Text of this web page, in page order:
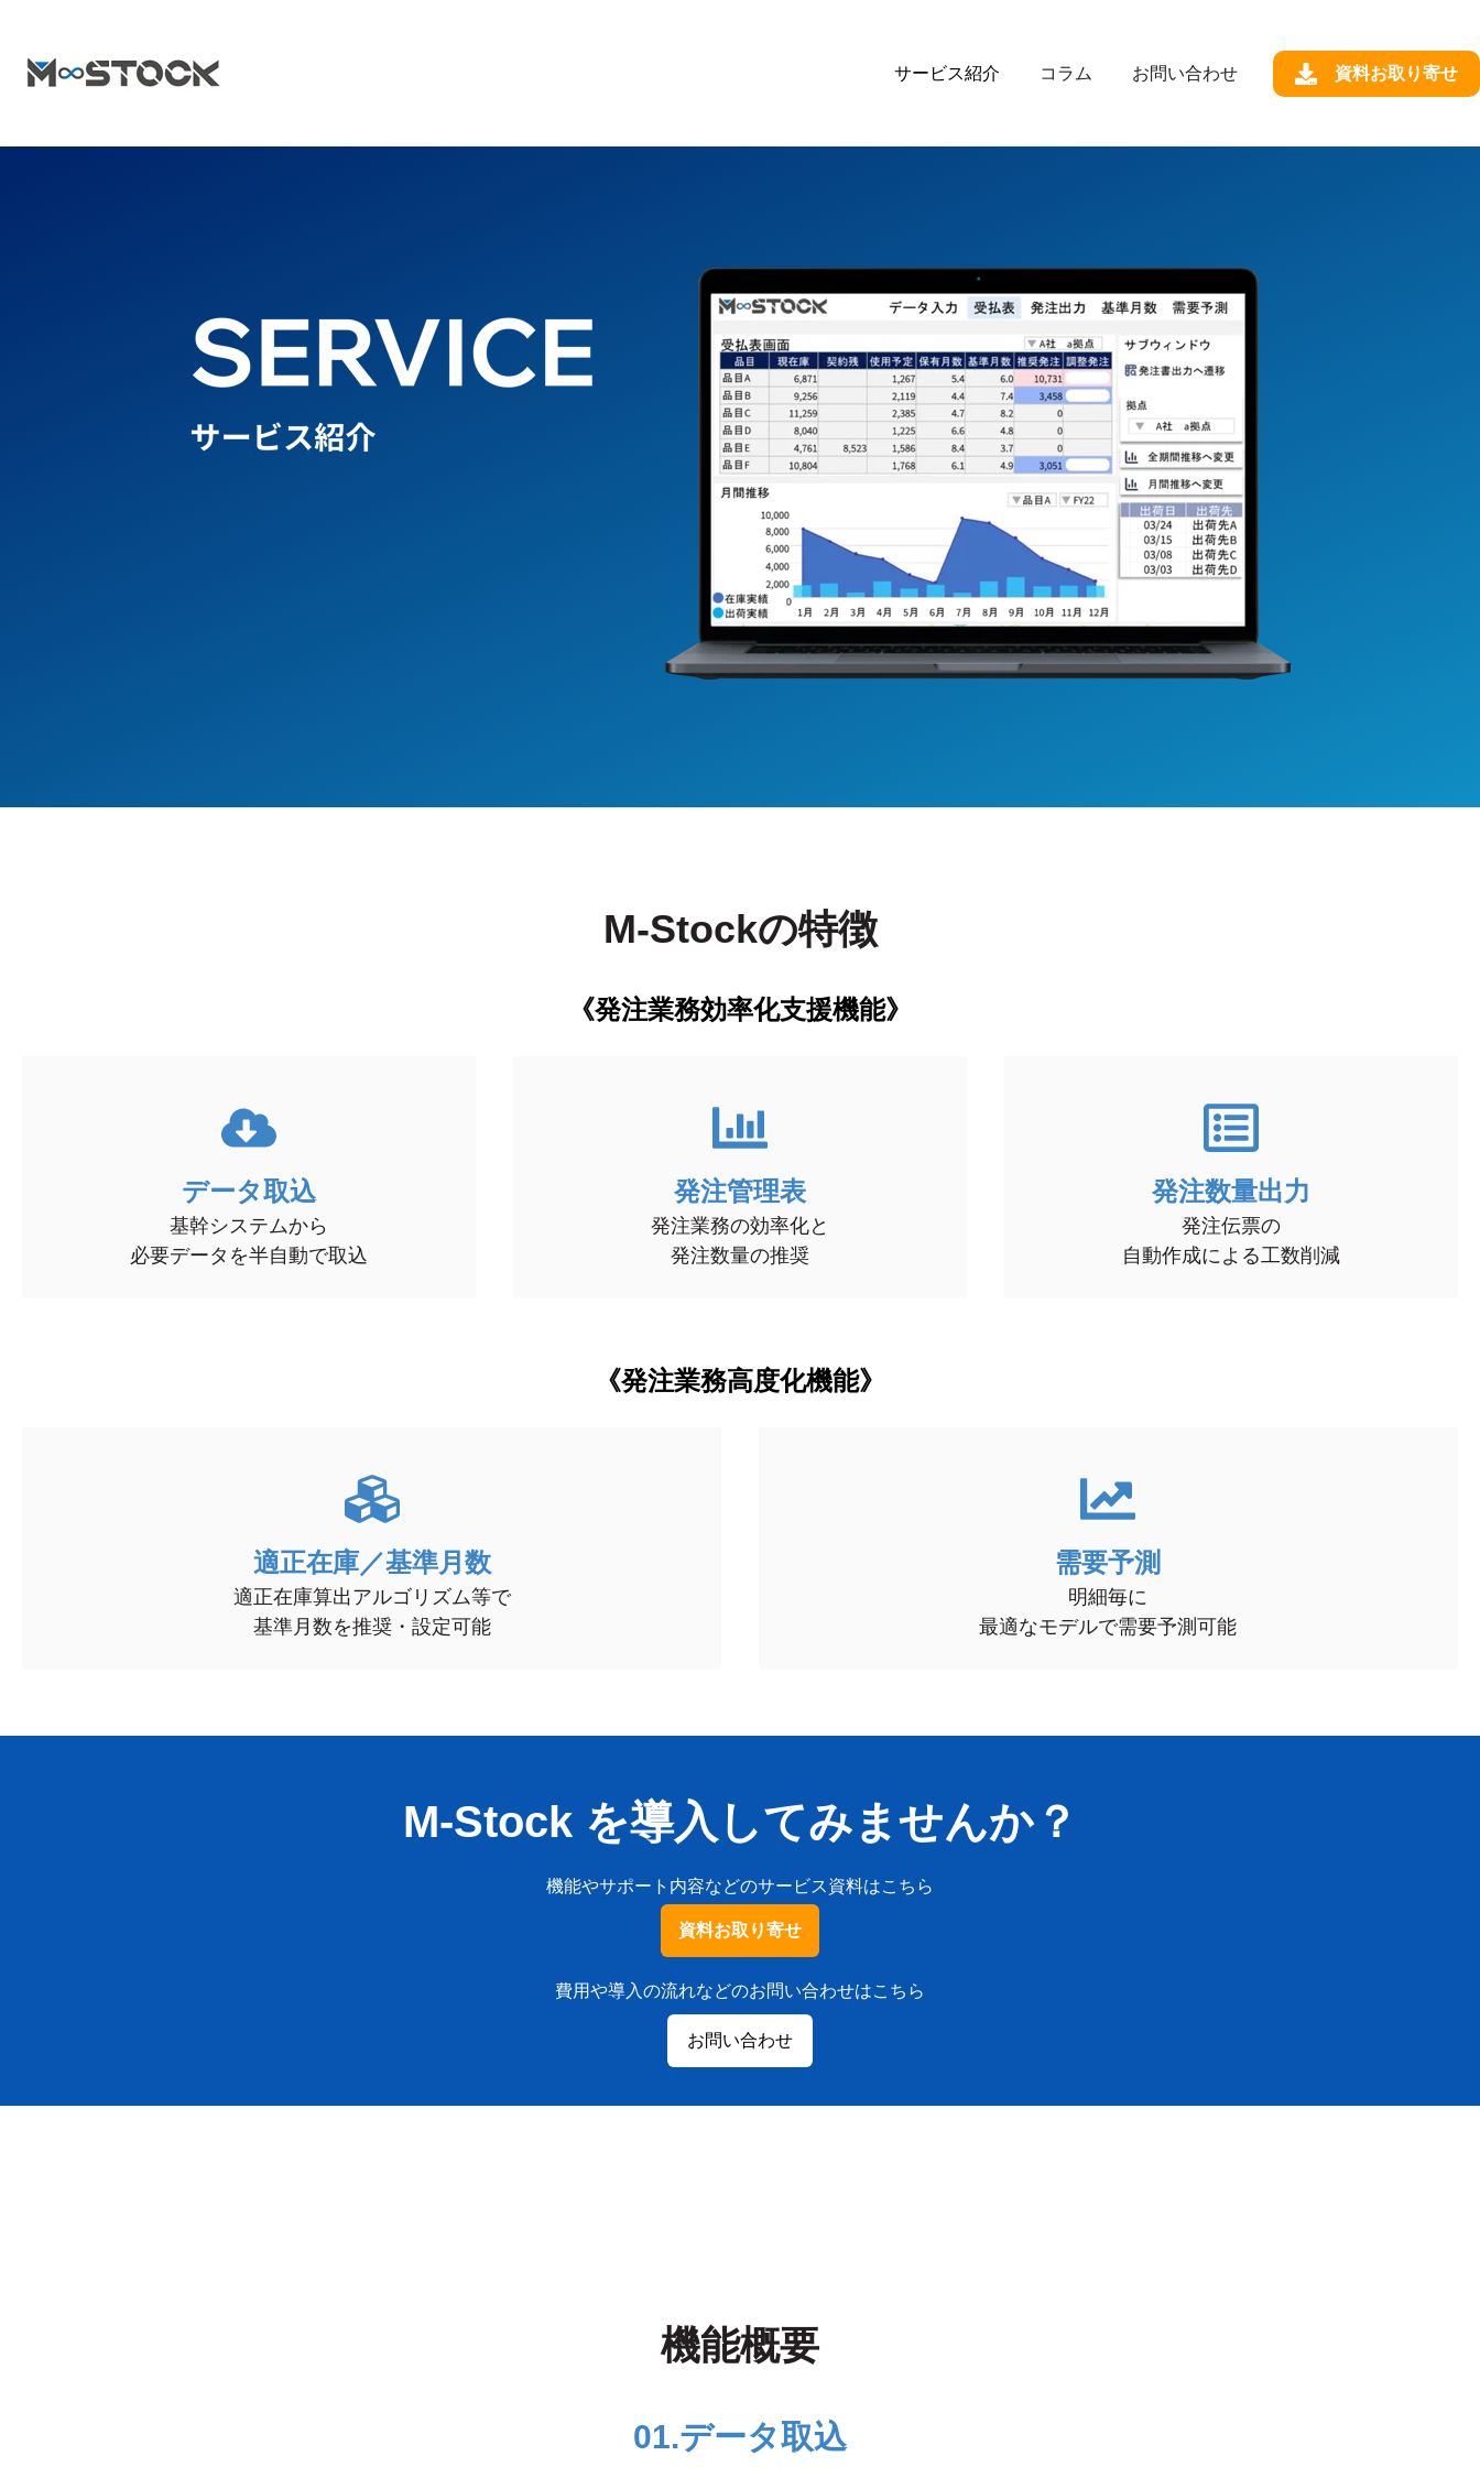
サービス紹介 コラム お問い合わせ 資料お取り寄せ
M-Stockの特徴
《発注業務効率化支援機能》
データ取込
基幹システムから
必要データを半自動で取込
発注管理表
発注業務の効率化と
発注数量の推奨
発注数量出力
発注伝票の
自動作成による工数削減
《発注業務高度化機能》
適正在庫／基準月数
適正在庫算出アルゴリズム等で
基準月数を推奨・設定可能
需要予測
明細毎に
最適なモデルで需要予測可能
M-Stock を導入してみませんか？
機能やサポート内容などのサービス資料はこちら
資料お取り寄せ
費用や導入の流れなどのお問い合わせはこちら
お問い合わせ
機能概要
01.データ取込